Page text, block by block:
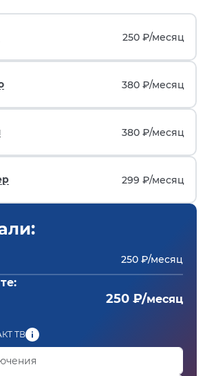
250 ₽/месяц
380 ₽/месяц
380 ₽/месяц
299 ₽/месяц
250 ₽/месяц
250 ₽/месяц
ТВ